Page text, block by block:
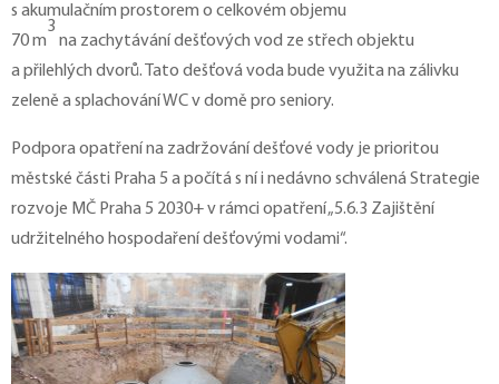
s akumulačním prostorem o celkovém objemu
70 m
3
na zachytávání dešťových vod ze střech objektu
a přilehlých dvorů. Tato dešťová voda bude využita na zálivku
zeleně a splachování WC v domě pro seniory.
Podpora opatření na zadržování dešťové vody je prioritou
městské části Praha 5 a počítá s ní i nedávno schválená Strategie
rozvoje MČ Praha 5 2030+ v rámci opatření „5.6.3 Zajištění
udržitelného hospodaření dešťovými vodami“.